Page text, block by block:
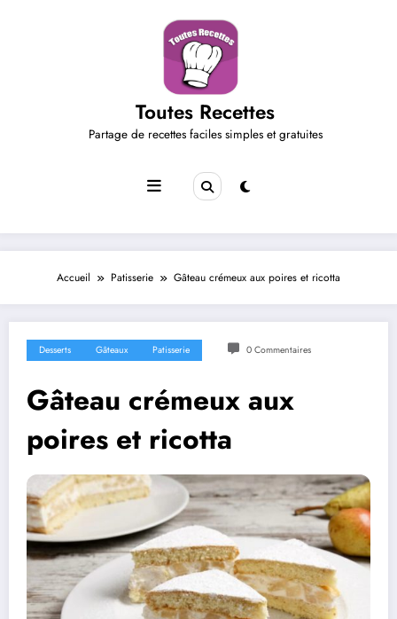
Toutes Recettes
Partage de recettes faciles simples et gratuites
Accueil Patisserie Gâteau crémeux aux poires et ricotta
Desserts Gâteaux Patisserie 0 Commentaires
Gâteau crémeux aux
poires et ricotta